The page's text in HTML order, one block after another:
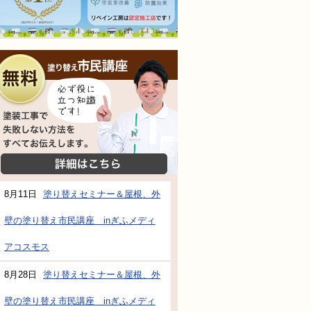
塗装工事で失敗しない方法をすべてお伝え
8月11日 塗り替えセミナー＆屋根、外
壁の塗り替え市民講座 inぎふメディ
アコスモス
8月28日 塗り替えセミナー＆屋根、外
壁の塗り替え市民講座 inぎふメディ
・雨漏り補修のご相談・ご質問・無